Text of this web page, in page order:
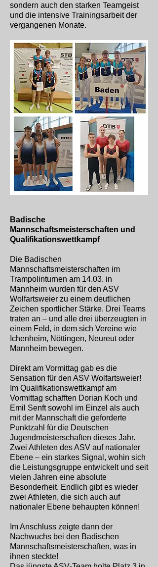
sondern auch den starken Teamgeist
und die intensive Trainingsarbeit der
vergangenen Monate.
Badische
Mannschaftsmeisterschaften und
Qualifikationswettkampf
Die Badischen
Mannschaftsmeisterschaften im
Trampolinturnen am 14.03. in
Mannheim wurden für den ASV
Wolfartsweier zu einem deutlichen
Zeichen sportlicher Stärke. Drei Teams
traten an – und alle drei überzeugten in
einem Feld, in dem sich Vereine wie
Ichenheim, Nöttingen, Neureut oder
Mannheim bewegen.
Direkt am Vormittag gab es die
Sensation für den ASV Wolfartsweier!
Im Qualifikationswettkampf am
Vormittag schafften Dorian Koch und
Emil Senft sowohl im Einzel als auch
mit der Mannschaft die geforderte
Punktzahl für die Deutschen
Jugendmeisterschaften dieses Jahr.
Zwei Athleten des ASV auf nationaler
Ebene – ein starkes Signal, wohin sich
die Leistungsgruppe entwickelt und seit
vielen Jahren eine absolute
Besonderheit. Endlich gibt es wieder
zwei Athleten, die sich auch auf
nationaler Ebene behaupten können!
Im Anschluss zeigte dann der
Nachwuchs bei den Badischen
Mannschaftsmeisterschaften, was in
ihnen steckte!